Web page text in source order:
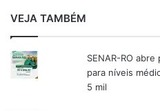
VEJA TAMBÉM
SENAR-RO
para níveis
5 mil